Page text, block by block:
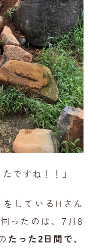
ですね！！」
しているHさん
ったのは、7月8
たった2日間で、